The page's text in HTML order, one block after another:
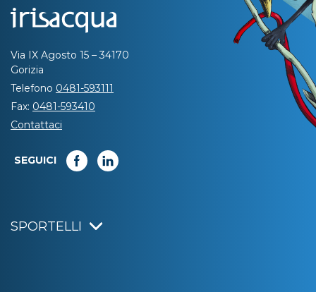
Via IX Agosto 15 – 34170
Gorizia
Telefono 0481-593111
Fax: 0481-593410
Contattaci
SEGUICI
SPORTELLI